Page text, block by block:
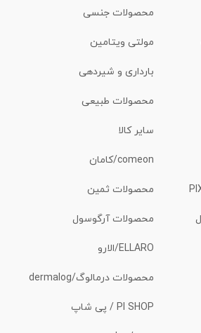
محصولات جنسی
مولتی ویتامین
بارداری و شیردهی
محصولات طبیعی
سایر کالا
comeon/کامان
محصولات ثمین
محصولات آرگوسول
ELLARO/الارو
محصولات درمالوگ/dermalog
PI SHOP / پی شاپ